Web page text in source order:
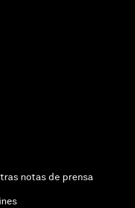
notas de prensa